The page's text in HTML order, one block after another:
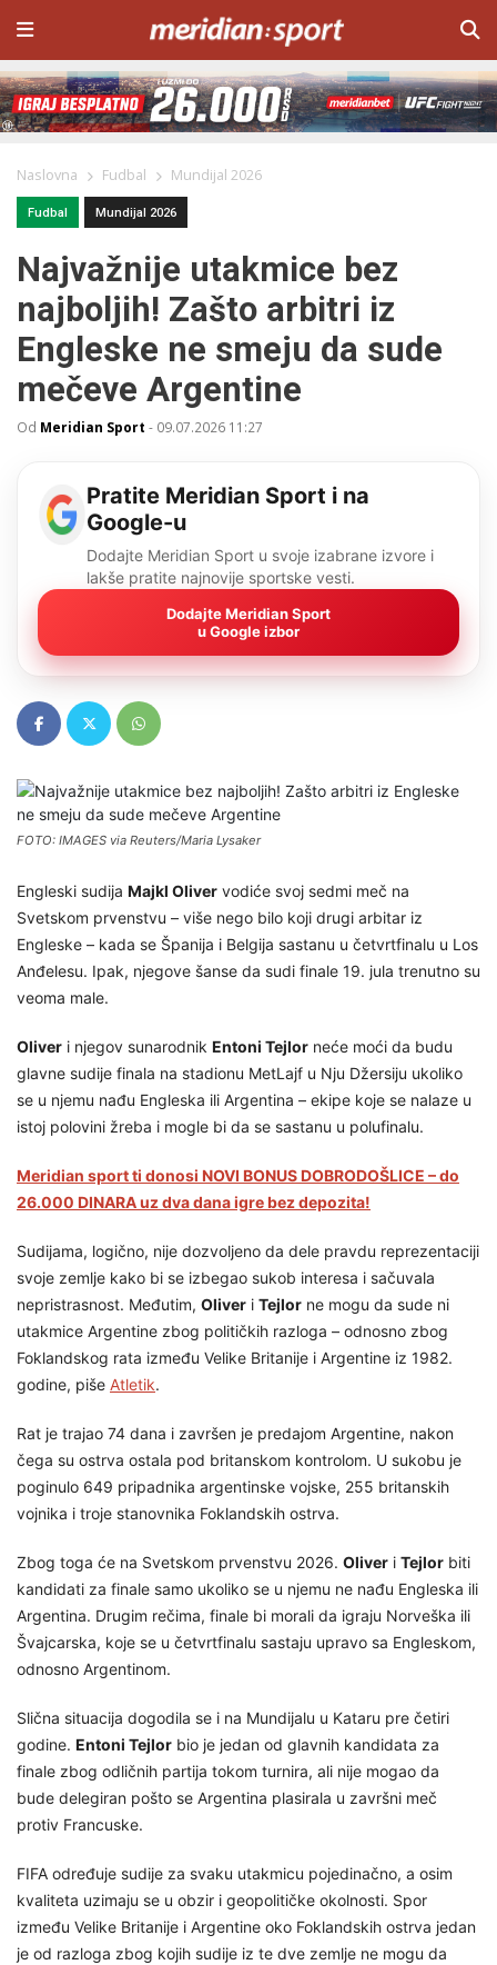
Naslovna Fudbal Mundijal 2026
Fudbal Mundijal 2026
Najvažnije utakmice bez
najboljih! Zašto arbitri iz
Engleske ne smeju da sude
mečeve Argentine
Od Meridian Sport - 09.07.2026 11:27
Pratite Meridian Sport i na
Google-u
Dodajte Meridian Sport u svoje izabrane izvore i
lakše pratite najnovije sportske vesti.
Dodajte Meridian Sport
u Google izbor
FOTO: IMAGES via Reuters/Maria Lysaker
Engleski sudija Majkl Oliver vodiće svoj sedmi meč na
Svetskom prvenstvu – više nego bilo koji drugi arbitar iz
Engleske – kada se Španija i Belgija sastanu u četvrtfinalu u Los
Anđelesu. Ipak, njegove šanse da sudi finale 19. jula trenutno su
veoma male.
Oliver i njegov sunarodnik Entoni Tejlor neće moći da budu
glavne sudije finala na stadionu MetLajf u Nju Džersiju ukoliko
se u njemu nađu Engleska ili Argentina – ekipe koje se nalaze u
istoj polovini žreba i mogle bi da se sastanu u polufinalu.
Meridian sport ti donosi NOVI BONUS DOBRODOŠLICE – do
26.000 DINARA uz dva dana igre bez depozita!
Sudijama, logično, nije dozvoljeno da dele pravdu reprezentaciji
svoje zemlje kako bi se izbegao sukob interesa i sačuvala
nepristrasnost. Međutim, Oliver i Tejlor ne mogu da sude ni
utakmice Argentine zbog političkih razloga – odnosno zbog
Foklandskog rata između Velike Britanije i Argentine iz 1982.
godine, piše Atletik.
Rat je trajao 74 dana i završen je predajom Argentine, nakon
čega su ostrva ostala pod britanskom kontrolom. U sukobu je
poginulo 649 pripadnika argentinske vojske, 255 britanskih
vojnika i troje stanovnika Foklandskih ostrva.
Zbog toga će na Svetskom prvenstvu 2026. Oliver i Tejlor biti
kandidati za finale samo ukoliko se u njemu ne nađu Engleska ili
Argentina. Drugim rečima, finale bi morali da igraju Norveška ili
Švajcarska, koje se u četvrtfinalu sastaju upravo sa Engleskom,
odnosno Argentinom.
Slična situacija dogodila se i na Mundijalu u Kataru pre četiri
godine. Entoni Tejlor bio je jedan od glavnih kandidata za
finale zbog odličnih partija tokom turnira, ali nije mogao da
bude delegiran pošto se Argentina plasirala u završni meč
protiv Francuske.
FIFA određuje sudije za svaku utakmicu pojedinačno, a osim
kvaliteta uzimaju se u obzir i geopolitičke okolnosti. Spor
između Velike Britanije i Argentine oko Foklandskih ostrva jedan
je od razloga zbog kojih sudije iz te dve zemlje ne mogu da